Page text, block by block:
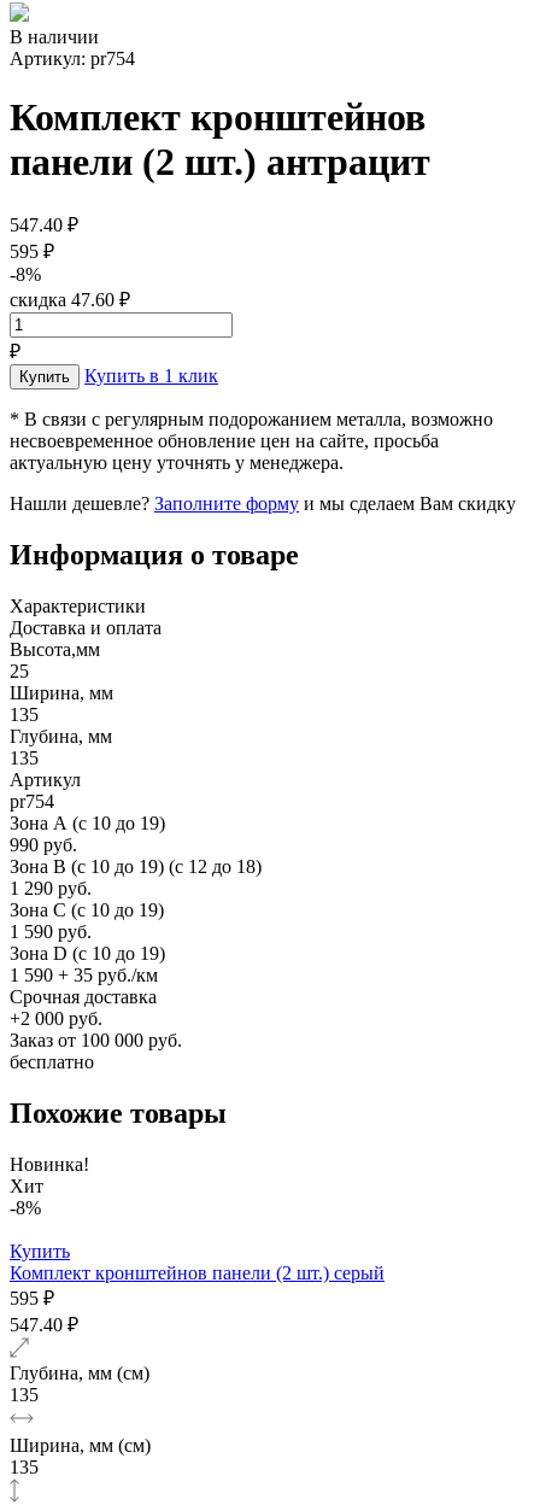
В наличии
Артикул: pr754
Комплект кронштейнов
панели (2 шт.) антрацит
547.40 ₽
595 ₽
-8%
скидка 47.60 ₽
₽
Купить в 1 клик
* В связи с регулярным подорожанием металла, возможно
несвоевременное обновление цен на сайте, просьба
актуальную цену уточнять у менеджера.
Нашли дешевле? Заполните форму и мы сделаем Вам скидку
Информация о товаре
Характеристики
Доставка и оплата
Высота,мм
25
Ширина, мм
135
Глубина, мм
135
Артикул
pr754
Зона А (c 10 до 19)
990 руб.
Зона B (c 10 до 19) (c 12 до 18)
1 290 руб.
Зона C (c 10 до 19)
1 590 руб.
Зона D (c 10 до 19)
1 590 + 35 руб./км
Срочная доставка
+2 000 руб.
Заказ от 100 000 руб.
бесплатно
Похожие товары
Новинка!
Хит
-8%
Купить
Комплект кронштейнов панели (2 шт.) серый
595 ₽
547.40 ₽
Глубина, мм (см)
135
Ширина, мм (см)
135